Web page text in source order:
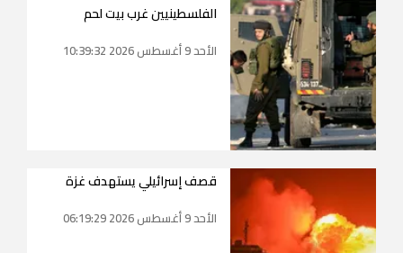
الفلسطينيين غرب بيت لحم
الأحد 9 أغسطس 2026 10:39:32
قصف إسرائيلي يستهدف غزة
الأحد 9 أغسطس 2026 06:19:29